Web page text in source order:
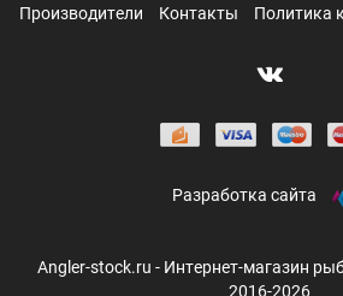
Производители
Контакты Политика
Разработка сайта
Angler-stock.ru - Интернет-магазин
2016-2026